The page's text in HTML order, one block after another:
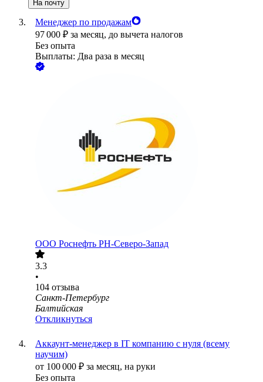
На почту
Менеджер по продажам
97 000 ₽ за месяц, до вычета налогов
Без опыта
Выплаты: Два раза в месяц
ООО Роснефть РН-Северо-Запад
3.3
•
104 отзыва
Санкт-Петербург
Балтийская
Откликнуться
Аккаунт-менеджер в IT компанию с нуля (всему
научим)
от 100 000 ₽ за месяц, на руки
Без опыта